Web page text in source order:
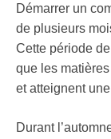
Démarrer un
de plusieurs
Cette période
que les
et atteignent
Durant